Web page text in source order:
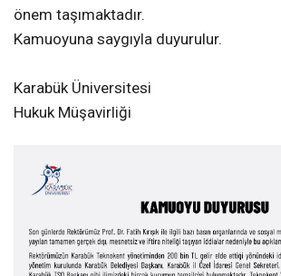
önem taşımaktadır.
Kamuoyuna saygıyla duyurulur.
Karabük Üniversitesi
Hukuk Müşavirliği